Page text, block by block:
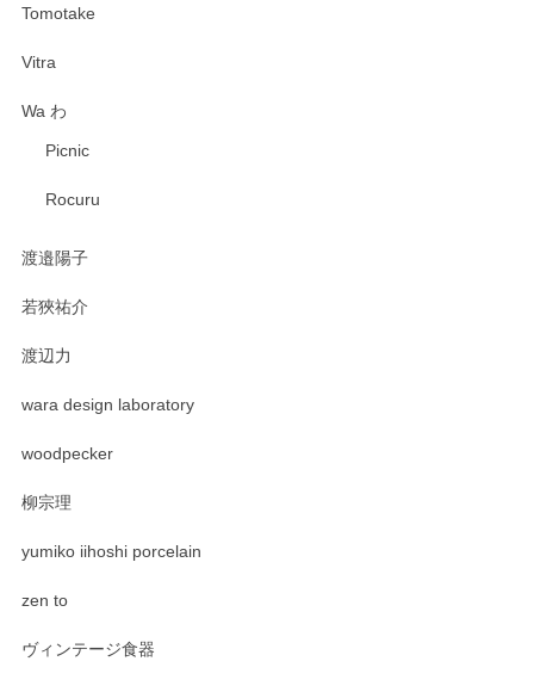
Tomotake
Vitra
Wa わ
Picnic
Rocuru
渡邉陽子
若狹祐介
渡辺力
wara design laboratory
woodpecker
柳宗理
yumiko iihoshi porcelain
zen to
ヴィンテージ食器